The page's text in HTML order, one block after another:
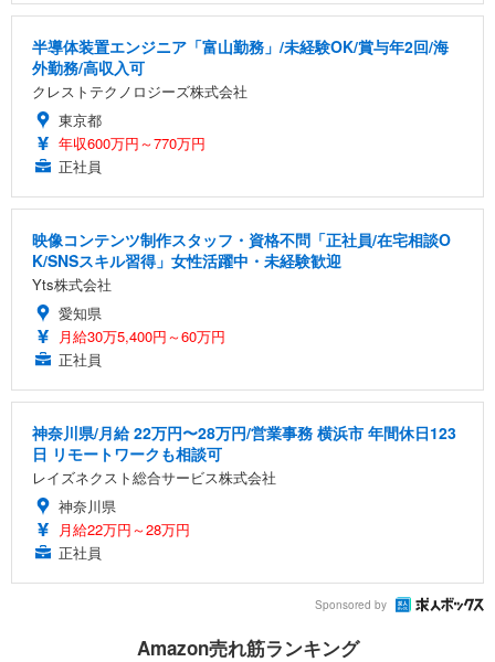
半導体装置エンジニア「富山勤務」/未経験OK/賞与年2回/海
外勤務/高収入可
クレストテクノロジーズ株式会社
東京都
年収600万円～770万円
正社員
映像コンテンツ制作スタッフ・資格不問「正社員/在宅相談O
K/SNSスキル習得」女性活躍中・未経験歓迎
Yts株式会社
愛知県
月給30万5,400円～60万円
正社員
神奈川県/月給 22万円〜28万円/営業事務 横浜市 年間休日123
日 リモートワークも相談可
レイズネクスト総合サービス株式会社
神奈川県
月給22万円～28万円
正社員
Sponsored by
Amazon売れ筋ランキング